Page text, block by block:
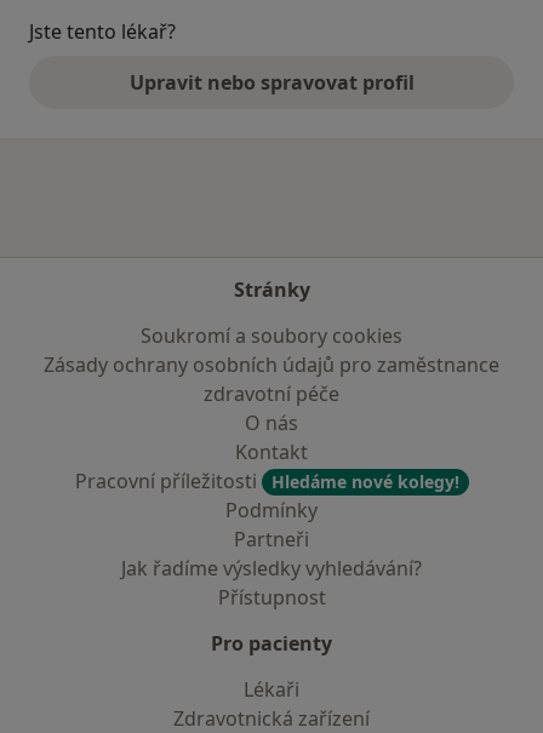
Jste tento lékař?
Upravit nebo spravovat profil
Stránky
Soukromí a soubory cookies
Zásady ochrany osobních údajů pro zaměstnance
zdravotní péče
O nás
Kontakt
Pracovní příležitosti
Hledáme nové kolegy!
Podmínky
Partneři
Jak řadíme výsledky vyhledávání?
Přístupnost
Pro pacienty
Lékaři
Zdravotnická zařízení